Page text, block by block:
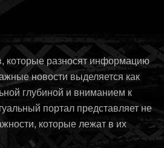
которые разносят информацию
новости выделяется как
глубиной и вниманием к
портал представляет не
которые лежат в их